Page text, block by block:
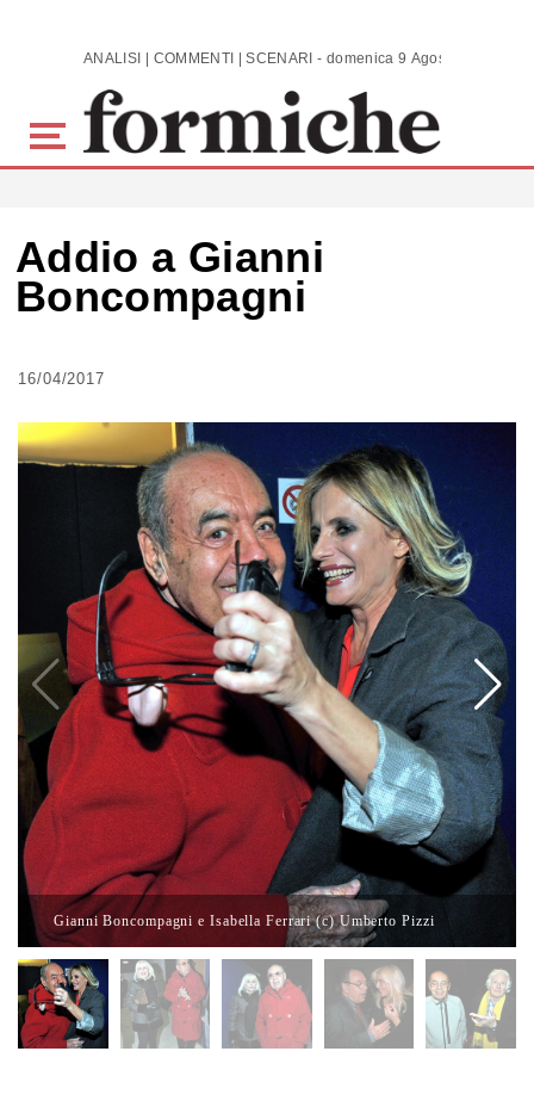
Skip to main content ANALISI | COMMENTI | SCENARI - domenica 9 Agosto 2026
Addio a Gianni
Boncompagni
16/04/2017
Gianni Boncompagni e Isabella Ferrari (c) Umberto Pizzi